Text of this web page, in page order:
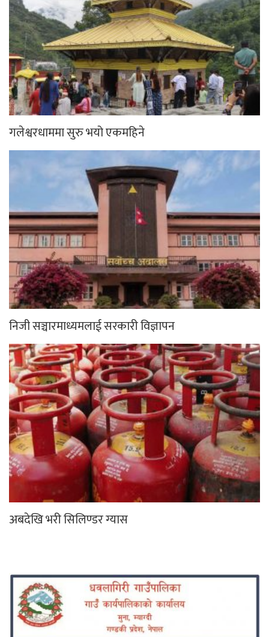
गलेश्वरधाममा सुरु भयो एकमहिने
निजी सञ्चारमाध्यमलाई सरकारी विज्ञापन
अबदेखि भरी सिलिण्डर ग्यास